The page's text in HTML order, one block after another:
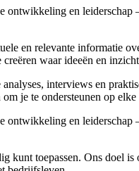
en leiderschap
en relevante informatie
waar ideeën en
interviews en
je te ondersteunen op elke
en leiderschap
kunt toepassen. Ons doel is